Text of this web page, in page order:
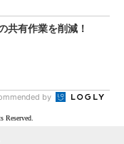
共有作業を削減！
by